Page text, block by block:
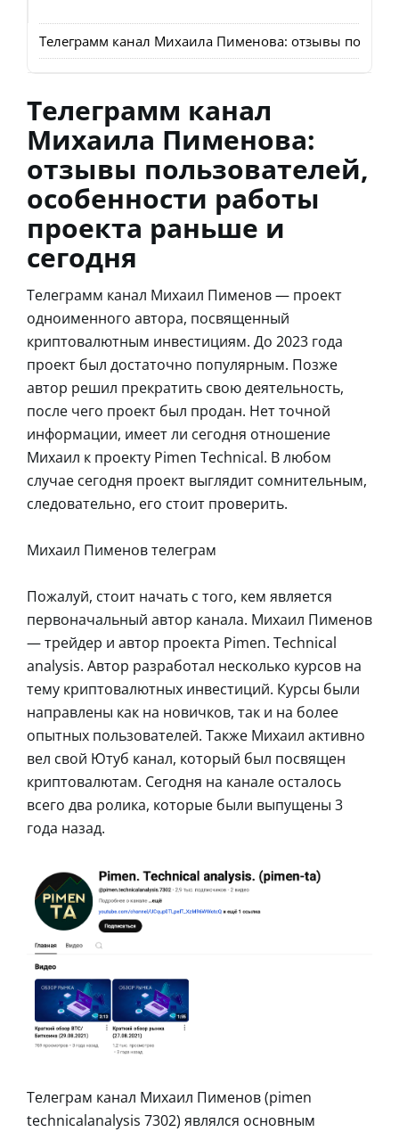
Телеграмм канал Михаила Пименова: отзывы
Телеграмм канал
Михаила Пименова:
отзывы пользователей,
особенности работы
проекта раньше и
сегодня
Телеграмм канал Михаил Пименов — проект
одноименного автора, посвященный
криптовалютным инвестициям. До 2023 года
проект был достаточно популярным. Позже
автор решил прекратить свою деятельность,
после чего проект был продан. Нет точной
информации, имеет ли сегодня отношение
Михаил к проекту Pimen Technical. В любом
случае сегодня проект выглядит сомнительным,
следовательно, его стоит проверить.
Михаил Пименов телеграм
Пожалуй, стоит начать с того, кем является
первоначальный автор канала. Михаил Пименов
— трейдер и автор проекта Pimen. Technical
analysis. Автор разработал несколько курсов на
тему криптовалютных инвестиций. Курсы были
направлены как на новичков, так и на более
опытных пользователей. Также Михаил активно
вел свой Ютуб канал, который был посвящен
криптовалютам. Сегодня на канале осталось
всего два ролика, которые были выпущены 3
года назад.
Телеграм канал Михаил Пименов (pimen
technicalanalysis 7302) являлся основным